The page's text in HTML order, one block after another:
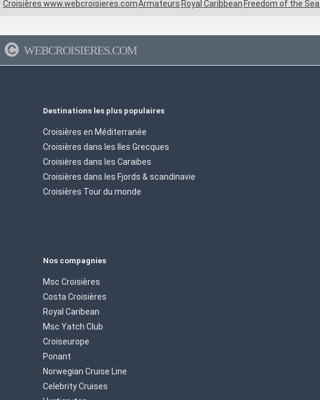
Croisières www.webcroisieres.comArmateurs Royal Caribbean Freedom of the
WEBCROISIERES.COM
Destinations les plus populaires
Croisières en Méditerranée
Croisières dans les Iles Grecques
Croisières dans les Caraibes
Croisières dans les Fjords & scandinavie
Croisières Tour du monde
Nos compagnies
Msc Croisières
Costa Croisières
Royal Caribean
Msc Yatch Club
Croiseurope
Ponant
Norwegian Cruise Line
Celebrity Cruises